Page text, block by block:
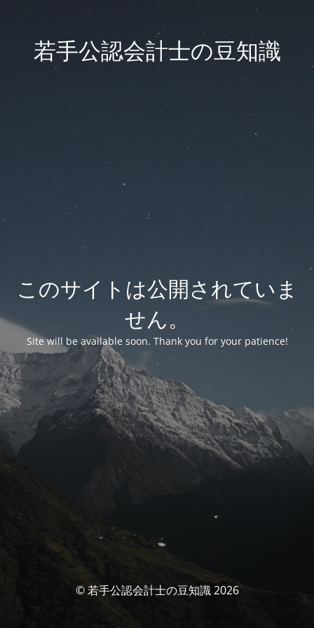
若手公認会計士の豆知識
このサイトは公開されていま
せん。
Site will be available soon. Thank you for your patience!
© 若手公認会計士の豆知識 2026